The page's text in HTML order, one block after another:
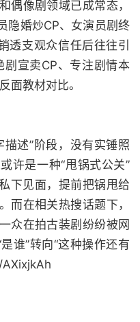
偶像剧领域已成常态，
隐婚炒CP、女演员剧终
透支观众信任后往往引
剧宣卖CP、专注剧情本
面教材对比。
述”阶段，没有实锤照
许是一种“甩锅式公关”
下见面，提前把锅甩给
而在相关热搜话题下，
众在拍古装剧纷纷被网
谁”转向“这种操作还有